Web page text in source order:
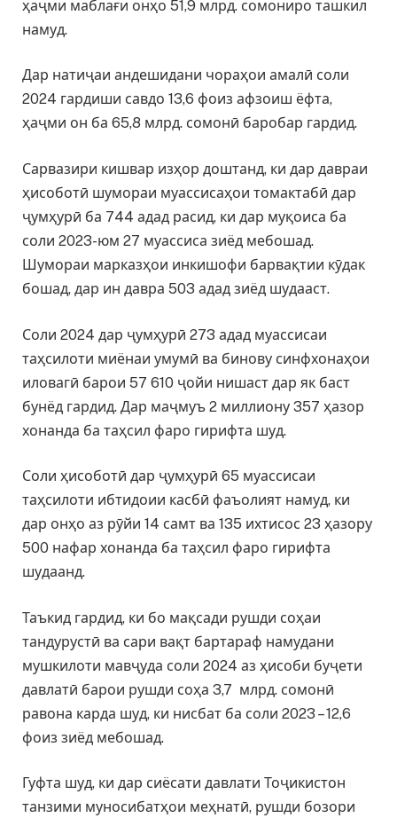
ҳаҷми маблағи онҳо 51,9 млрд. сомониро ташкил
намуд.
Дар натиҷаи андешидани чораҳои амалӣ соли
2024 гардиши савдо 13,6 фоиз афзоиш ёфта,
ҳаҷми он ба 65,8 млрд. сомонӣ баробар гардид.
Сарвазири кишвар изҳор доштанд, ки дар давраи
ҳисоботӣ шумораи муассисаҳои томактабӣ дар
ҷумҳурӣ ба 744 адад расид, ки дар муқоиса ба
соли 2023-юм 27 муассиса зиёд мебошад.
Шумораи марказҳои инкишофи барвақтии кӯдак
бошад, дар ин давра 503 адад зиёд шудааст.
Соли 2024 дар ҷумҳурӣ 273 адад муассисаи
таҳсилоти миёнаи умумӣ ва бинову синфхонаҳои
иловагӣ барои 57 610 ҷойи нишаст дар як баст
бунёд гардид. Дар маҷмуъ 2 миллиону 357 ҳазор
хонанда ба таҳсил фаро гирифта шуд.
Соли ҳисоботӣ дар ҷумҳурӣ 65 муассисаи
таҳсилоти ибтидоии касбӣ фаъолият намуд, ки
дар онҳо аз рӯйи 14 самт ва 135 ихтисос 23 ҳазору
500 нафар хонанда ба таҳсил фаро гирифта
шудаанд.
Таъкид гардид, ки бо мақсади рушди соҳаи
тандурустӣ ва сари вақт бартараф намудани
мушкилоти мавҷуда соли 2024 аз ҳисоби буҷети
давлатӣ барои рушди соҳа 3,7 млрд. сомонӣ
равона карда шуд, ки нисбат ба соли 2023 – 12,6
фоиз зиёд мебошад.
Гуфта шуд, ки дар сиёсати давлати Тоҷикистон
танзими муносибатҳои меҳнатӣ, рушди бозори